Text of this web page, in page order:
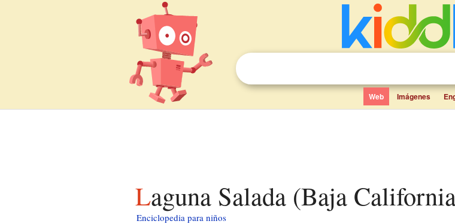
Web Imágenes
Laguna Salada (Baja
Enciclopedia para niños